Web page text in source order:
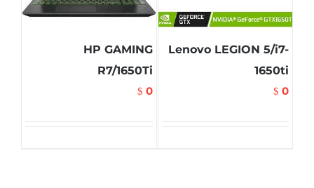
Lenovo LEGION 5/i7-
1650ti
$ 0
HP GAMING
R7/1650Ti
$ 0